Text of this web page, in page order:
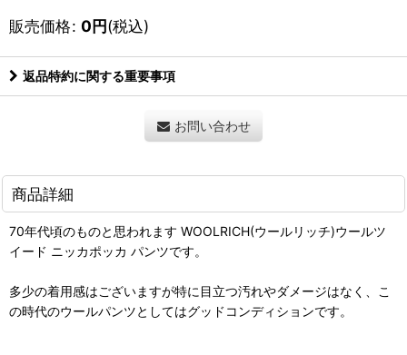
販売価格: 0円(税込)
返品特約に関する重要事項
お問い合わせ
商品詳細
70年代頃のものと思われます WOOLRICH(ウールリッチ)ウールツ
イード ニッカポッカ パンツです。
多少の着用感はございますが特に目立つ汚れやダメージはなく、こ
の時代のウールパンツとしてはグッドコンディションです。